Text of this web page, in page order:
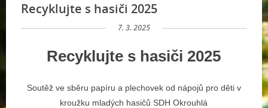
Recyklujte s hasiči 2025
7. 3. 2025
Recyklujte s hasiči 2025
Soutěž ve sběru papíru a plechovek od nápojů pro děti v
kroužku mladých hasičů SDH Okrouhlá